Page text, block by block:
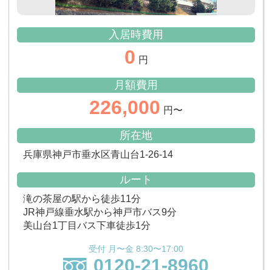
入居時費用
0 円
月額費用
226,000 円〜
所在地
兵庫県神戸市垂水区青山台1-26-14
ルート
滝の茶屋の駅から徒歩11分
JR神戸線垂水駅から神戸市バス9分
美山台1丁目バス下車徒歩1分
受付 月〜金 8:30〜17:00
0120-21-8960